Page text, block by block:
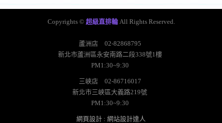
Copyrights © 超級直排輪All Rights Reserved.
蘆洲店02-82868795
新北市蘆洲區永安南路二段338號1樓
PM1:30~9:30
三峽店02-86716017
新北市三峽區大義路219號
PM1:30~9:30
網頁設計 : 網站設計達人